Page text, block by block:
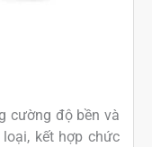
cường độ bền và
kết hợp chức